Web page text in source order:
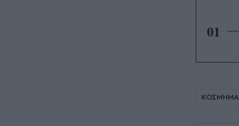
01
ΚΟΣΜΗΜΑ